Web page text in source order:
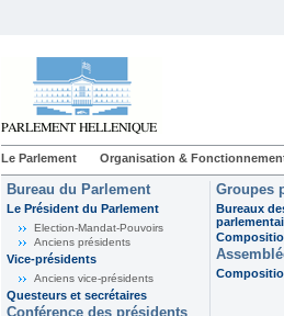
Le Parlement Organisation &
Bureau du Parlement
Le Président du Parlement
Election-Mandat-Pouvoirs
Anciens présidents
Vice-présidents
Anciens vice-présidents
Questeurs et secrétaires
Conférence des présidents
Groupes
Bureaux